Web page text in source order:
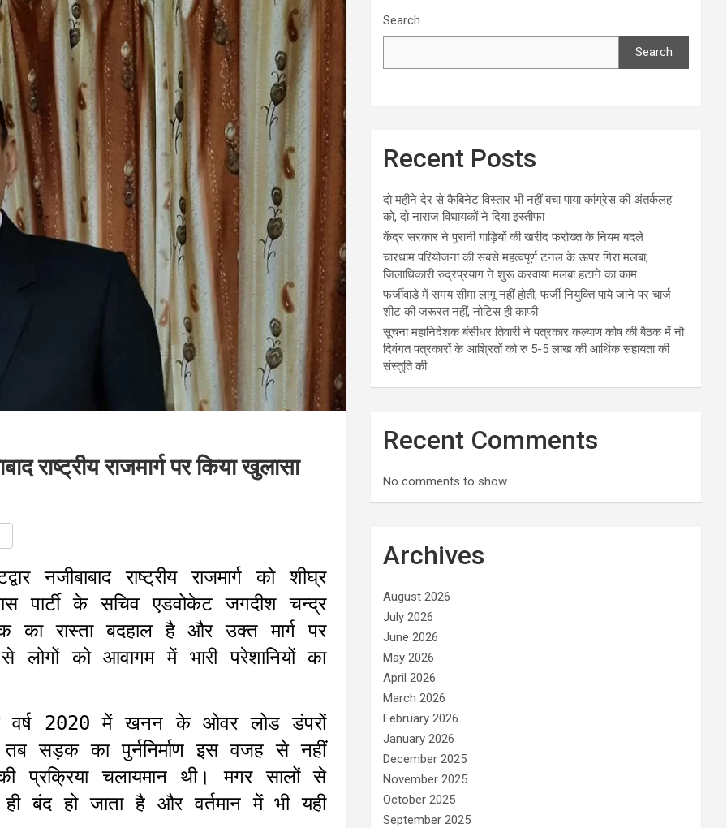
राष्ट्रीय राजमार्ग पर किया खुलासा
नजीबाबाद राष्ट्रीय राजमार्ग को शीघ्र
पार्टी के सचिव एडवोकेट जगदीश चन्द्र
का रास्ता बदहाल है और उक्त मार्ग पर
को आवागम में भारी परेशानियों का
वर्ष 2020 में खनन के ओवर लोड डंपरों
सड़क का पुर्ननिर्माण इस वजह से नहीं
प्रक्रिया चलायमान थी। मगर सालों से
बंद हो जाता है और वर्तमान में भी यही
Search
Search
Recent Posts
दो महीने देर से कैबिनेट विस्तार भी नहीं बचा पाया कांग्रेस की अंतर्कलह
को, दो नाराज विधायकों ने दिया इस्तीफा
केंद्र सरकार ने पुरानी गाड़ियों की खरीद फरोख्त के नियम बदले
चारधाम परियोजना की सबसे महत्वपूर्ण टनल के ऊपर गिरा मलबा,
जिलाधिकारी रुद्रप्रयाग ने शुरू करवाया मलबा हटाने का काम
फर्जीवाड़े में समय सीमा लागू नहीं होती, फर्जी नियुक्ति पाये जाने पर चार्ज
शीट की जरूरत नहीं, नोटिस ही काफी
सूचना महानिदेशक बंसीधर तिवारी ने पत्रकार कल्याण कोष की बैठक में नौ
दिवंगत पत्रकारों के आश्रितों को रु 5-5 लाख की आर्थिक सहायता की
संस्तुति की
Recent Comments
No comments to show.
Archives
August 2026
July 2026
June 2026
May 2026
April 2026
March 2026
February 2026
January 2026
December 2025
November 2025
October 2025
September 2025